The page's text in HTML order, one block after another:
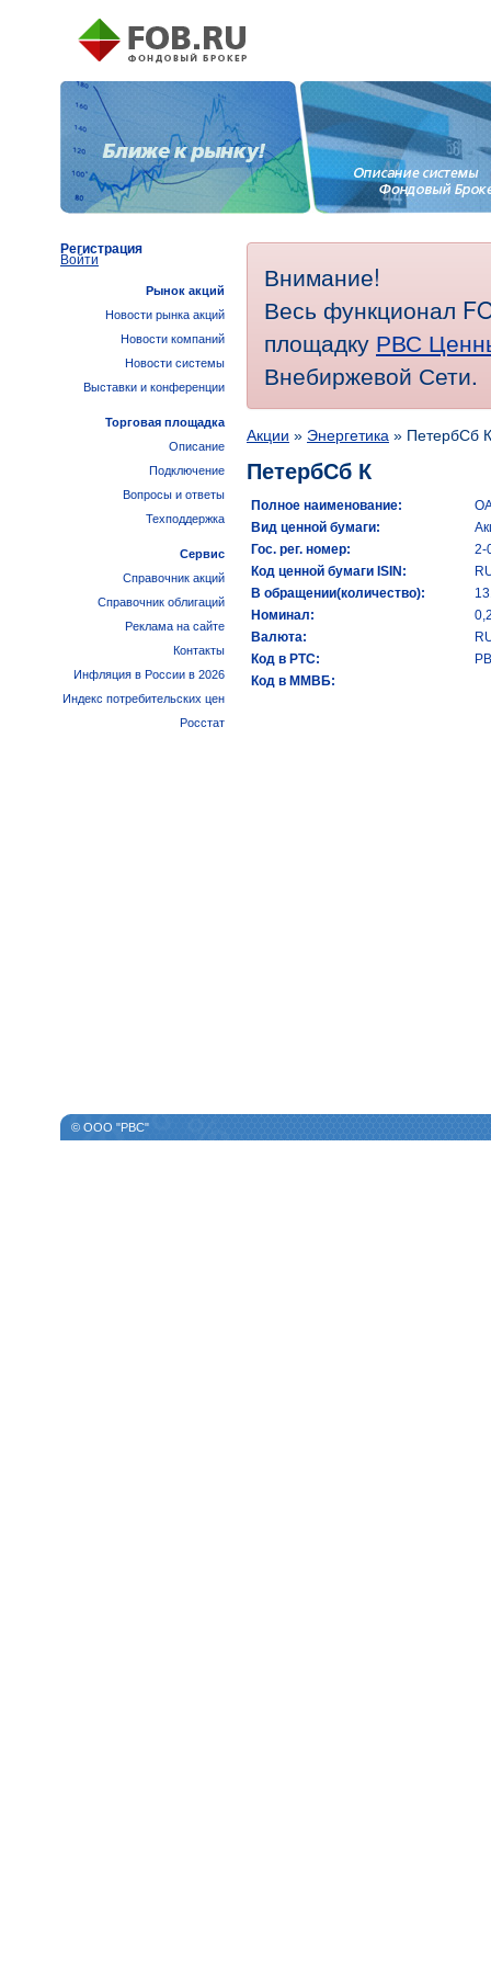
Внимание!
Весь функционал
площадку РВС
Внебиржевой Сети.
Акции » Энергетика » ПетербСб К
ПетербСб К
Полное наименование:
Вид ценной бумаги:
Гос. рег. номер:
2-
Код ценной бумаги ISIN:
В обращении(количество):
Номинал:
Валюта:
Код в РТС:
Код в ММВБ:
Регистрация
Войти
Рынок акций
Новости рынка акций
Новости компаний
Новости системы
Выставки и конференции
Торговая площадка
Описание
Подключение
Вопросы и ответы
Техподдержка
Сервис
Справочник акций
Справочник облигаций
Реклама на сайте
Контакты
Инфляция в России в 2026
Индекс потребительских цен
Росстат
© ООО "РВС"